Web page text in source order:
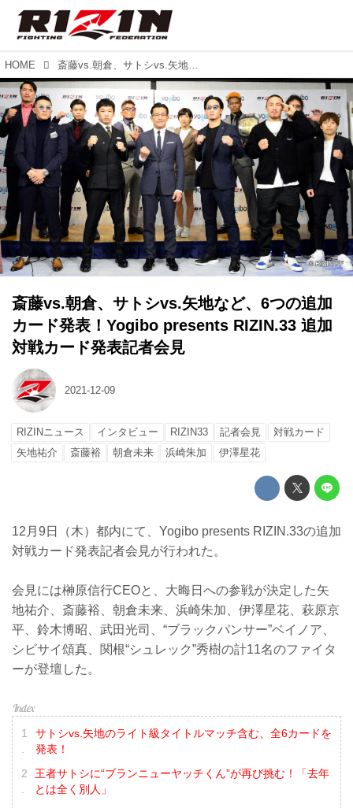
HOME 斎藤vs.朝倉、サトシvs.矢地など、6つの追加カード発表！Yogibo presents RIZIN.33 追加対戦カード発表記者会見
斎藤vs.朝倉、サトシvs.矢地など、6つの追加
カード発表！Yogibo presents RIZIN.33 追加
対戦カード発表記者会見
2021-12-09
RIZINニュース インタビュー RIZIN33 記者会見
対戦カード
矢地祐介
斎藤裕 朝倉未来 浜崎朱加 伊澤星花
12月9日（木）都内にて、Yogibo presents RIZIN.33の追加
対戦カード発表記者会見が行われた。
会見には榊原信行CEOと、大晦日への参戦が決定した矢
地祐介、斎藤裕、朝倉未来、浜崎朱加、伊澤星花、萩原京
平、鈴木博昭、武田光司、“ブラックパンサー”ベイノア、
シビサイ頌真、関根“シュレック”秀樹の計11名のファイタ
ーが登壇した。
サトシvs.矢地のライト級タイトルマッチ含む、全6カードを
発表！
王者サトシに“ブランニューヤッチくん”が再び挑む！「去年
とは全く別人」